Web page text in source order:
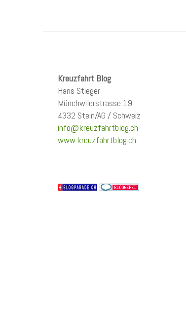
Kreuzfahrt Blog
Hans Stieger
Münchwilerstrasse 19
4332 Stein/AG / Schweiz
info@kreuzfahrtblog.ch
www.kreuzfahrtblog.ch